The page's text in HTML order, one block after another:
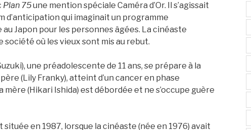
Plan 75une mention spéciale Caméra d’Or. Il s’agissait
d’anticipation qui imaginait un programme
au Japon pour les personnes âgées. La cinéaste
société où les vieux sont mis au rebut.
une préadolescente de 11 ans, se prépare à la
(Lily Franky), atteint d’un cancer en phase
mère (Hikari Ishida) est débordée et ne s’occupe guère
située en 1987, lorsque la cinéaste (née en 1976) avait